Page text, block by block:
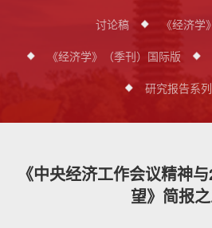
讨论稿
《经济学
《经济学》（季刊）国际版
研究报告系列
《中央经济工作会议精神
望》简报